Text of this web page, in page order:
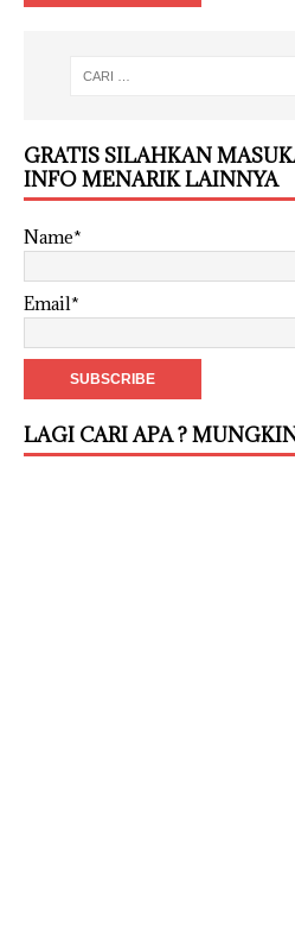
GRATIS SILAHKAN
INFO MENARIK LAINNYA
Name*
Email*
LAGI CARI APA ?